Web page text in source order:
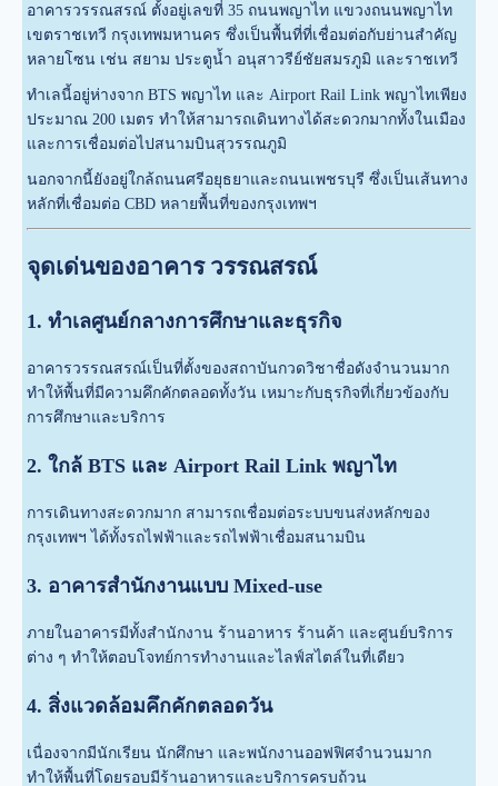
อาคารวรรณสรณ์ ตั้งอยู่เลขที่ 35 ถนนพญาไท แขวงถนนพญาไท
เขตราชเทวี กรุงเทพมหานคร ซึ่งเป็นพื้นที่ที่เชื่อมต่อกับย่านสำคัญ
หลายโซน เช่น สยาม ประตูน้ำ อนุสาวรีย์ชัยสมรภูมิ และราชเทวี
ทำเลนี้อยู่ห่างจาก BTS พญาไท และ Airport Rail Link พญาไทเพียง
ประมาณ 200 เมตร ทำให้สามารถเดินทางได้สะดวกมากทั้งในเมือง
และการเชื่อมต่อไปสนามบินสุวรรณภูมิ
นอกจากนี้ยังอยู่ใกล้ถนนศรีอยุธยาและถนนเพชรบุรี ซึ่งเป็นเส้นทาง
หลักที่เชื่อมต่อ CBD หลายพื้นที่ของกรุงเทพฯ
จุดเด่นของอาคาร วรรณสรณ์
1. ทำเลศูนย์กลางการศึกษาและธุรกิจ
อาคารวรรณสรณ์เป็นที่ตั้งของสถาบันกวดวิชาชื่อดังจำนวนมาก
ทำให้พื้นที่มีความคึกคักตลอดทั้งวัน เหมาะกับธุรกิจที่เกี่ยวข้องกับ
การศึกษาและบริการ
2. ใกล้ BTS และ Airport Rail Link พญาไท
การเดินทางสะดวกมาก สามารถเชื่อมต่อระบบขนส่งหลักของ
กรุงเทพฯ ได้ทั้งรถไฟฟ้าและรถไฟฟ้าเชื่อมสนามบิน
3. อาคารสำนักงานแบบ Mixed-use
ภายในอาคารมีทั้งสำนักงาน ร้านอาหาร ร้านค้า และศูนย์บริการ
ต่าง ๆ ทำให้ตอบโจทย์การทำงานและไลฟ์สไตล์ในที่เดียว
4. สิ่งแวดล้อมคึกคักตลอดวัน
เนื่องจากมีนักเรียน นักศึกษา และพนักงานออฟฟิศจำนวนมาก
ทำให้พื้นที่โดยรอบมีร้านอาหารและบริการครบถ้วน